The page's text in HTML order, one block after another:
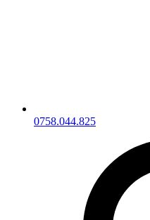
0758.044.825